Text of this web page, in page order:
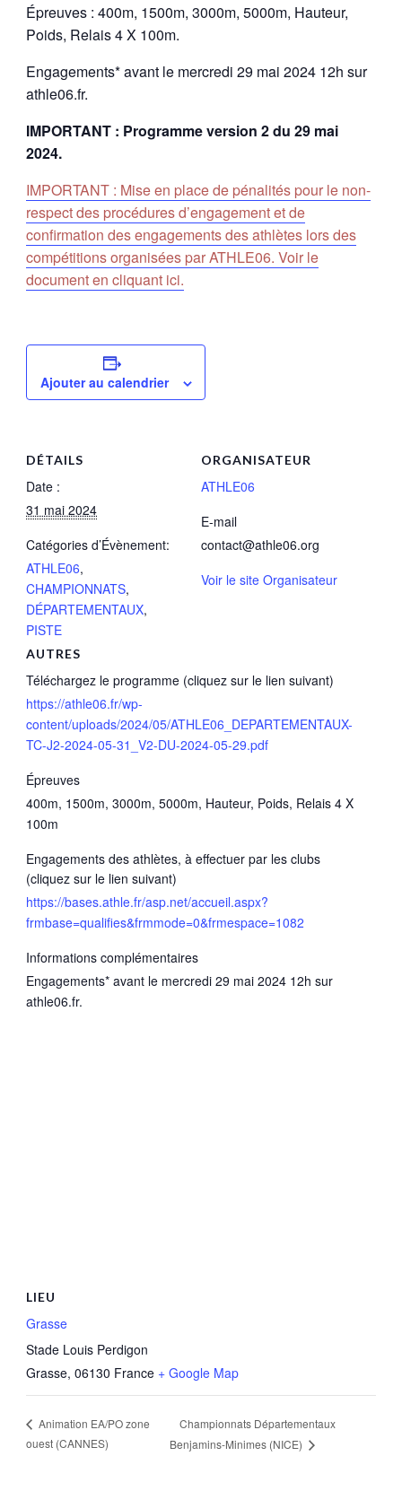
Épreuves : 400m, 1500m, 3000m, 5000m, Hauteur,
Poids, Relais 4 X 100m.
Engagements* avant le mercredi 29 mai 2024 12h sur
athle06.fr.
IMPORTANT : Programme version 2 du 29 mai
2024.
IMPORTANT : Mise en place de pénalités pour le non-
respect des procédures d’engagement et de
confirmation des engagements des athlètes lors des
compétitions organisées par ATHLE06. Voir le
document en cliquant ici.
Ajouter au calendrier
DÉTAILS
Date :
31 mai 2024
Catégories d’Évènement:
ATHLE06,
CHAMPIONNATS,
DÉPARTEMENTAUX,
PISTE
ORGANISATEUR
ATHLE06
E-mail
contact@athle06.org
Voir le site Organisateur
AUTRES
Téléchargez le programme (cliquez sur le lien suivant)
https://athle06.fr/wp-
content/uploads/2024/05/ATHLE06_DEPARTEMENTAUX-
TC-J2-2024-05-31_V2-DU-2024-05-29.pdf
Épreuves
400m, 1500m, 3000m, 5000m, Hauteur, Poids, Relais 4 X
100m
Engagements des athlètes, à effectuer par les clubs
(cliquez sur le lien suivant)
https://bases.athle.fr/asp.net/accueil.aspx?
frmbase=qualifies&frmmode=0&frmespace=1082
Informations complémentaires
Engagements* avant le mercredi 29 mai 2024 12h sur
athle06.fr.
LIEU
Grasse
Stade Louis Perdigon
Grasse, 06130 France + Google Map
Animation EA/PO zone
ouest (CANNES)
Championnats Départementaux
Benjamins-Minimes (NICE)